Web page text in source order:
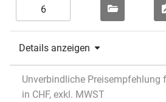
Details anzeigen
Unverbindliche Preisempfehlung
in CHF, exkl. MWST